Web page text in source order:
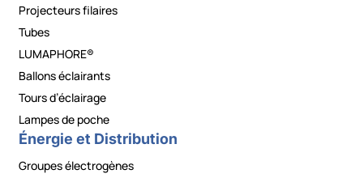
Projecteurs filaires
Tubes
LUMAPHORE®
Ballons éclairants
Tours d’éclairage
Lampes de poche
Énergie et Distribution
Groupes électrogènes